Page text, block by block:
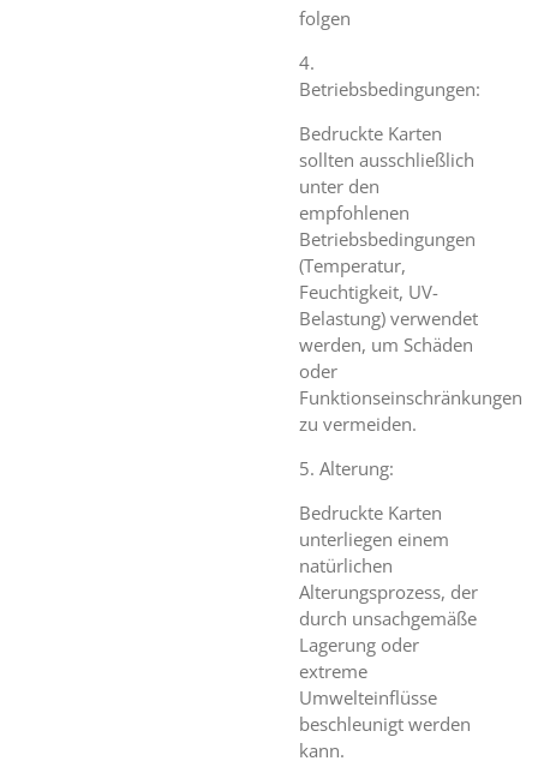
folgen
4.
Betriebsbedingungen:
Bedruckte Karten
sollten ausschließlich
unter den
empfohlenen
Betriebsbedingungen
(Temperatur,
Feuchtigkeit, UV-
Belastung) verwendet
werden, um Schäden
oder
Funktionseinschränkungen
zu vermeiden.
5. Alterung:
Bedruckte Karten
unterliegen einem
natürlichen
Alterungsprozess, der
durch unsachgemäße
Lagerung oder
extreme
Umwelteinflüsse
beschleunigt werden
kann.